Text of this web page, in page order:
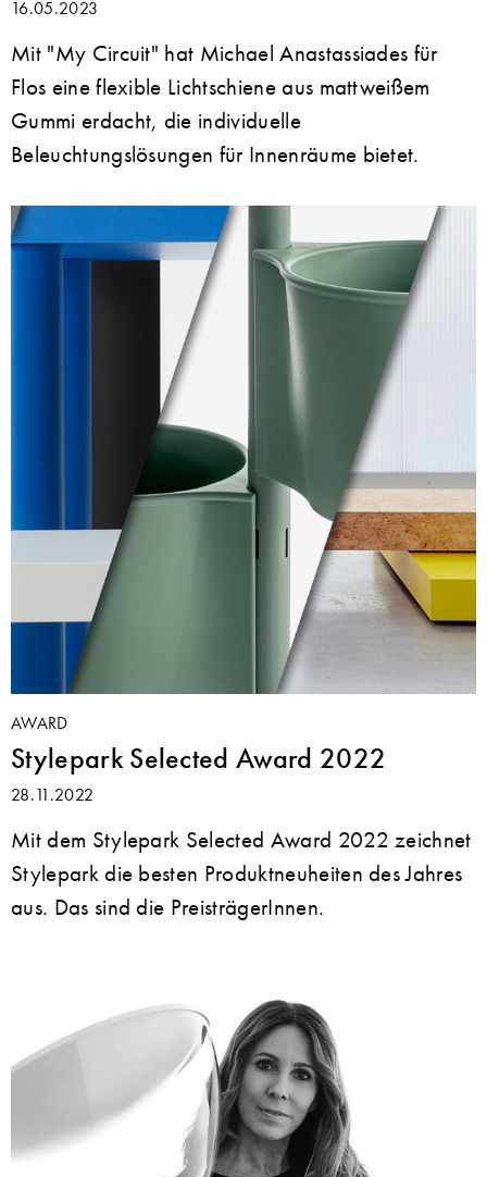
16.05.2023
Mit "My Circuit" hat Michael Anastassiades für
Flos eine flexible Lichtschiene aus mattweißem
Gummi erdacht, die individuelle
Beleuchtungslösungen für Innenräume bietet.
AWARD
Stylepark Selected Award 2022
28.11.2022
Mit dem Stylepark Selected Award 2022 zeichnet
Stylepark die besten Produktneuheiten des Jahres
aus. Das sind die PreisträgerInnen.